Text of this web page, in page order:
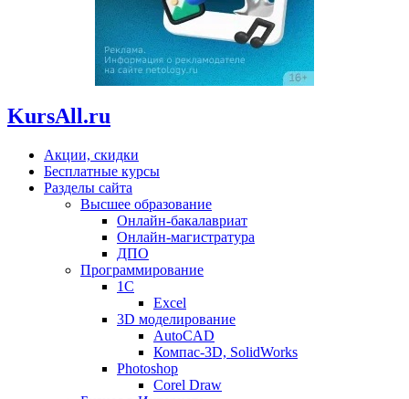
KursAll.ru
Акции, скидки
Бесплатные курсы
Разделы сайта
Высшее образование
Онлайн-бакалавриат
Онлайн-магистратура
ДПО
Программирование
1С
Excel
3D моделирование
AutoCAD
Компас-3D, SolidWorks
Photoshop
Corel Draw